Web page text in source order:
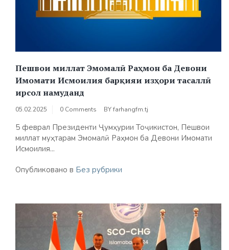
Пешвои миллат Эмомалӣ Раҳмон ба Девони
Имомати Исмоилия барқияи изҳори тасаллӣ
ирсол намуданд
05.02.2025 0 Comments BYfarhangfm.tj
5 феврал Президенти Ҷумҳурии Тоҷикистон, Пешвои
миллат муҳтарам Эмомалӣ Раҳмон ба Девони Имомати
Исмоилия...
Опубликовано в Без рубрики